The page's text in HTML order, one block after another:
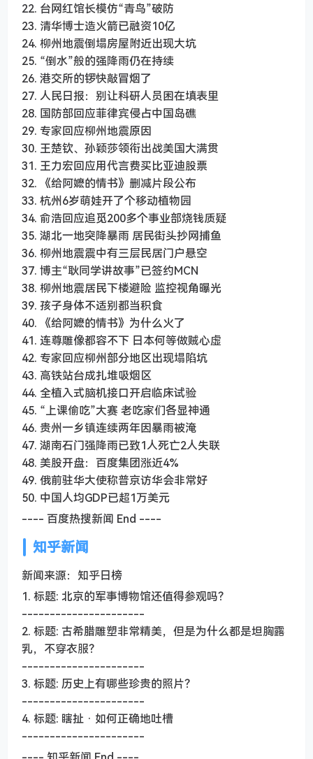
22. 台网红馆长模仿“青鸟”破防
23. 清华博士造火箭已融资10亿
24. 柳州地震倒塌房屋附近出现大坑
25. “倒水”般的强降雨仍在持续
26. 港交所的锣快敲冒烟了
27. 人民日报：别让科研人员困在填表里
28. 国防部回应菲律宾侵占中国岛礁
29. 专家回应柳州地震原因
30. 王楚钦、孙颖莎领衔出战美国大满贯
31. 王力宏回应用代言费买比亚迪股票
32. 《给阿嬷的情书》删减片段公布
33. 杭州6岁萌娃开了个移动植物园
34. 俞浩回应追觅200多个事业部烧钱质疑
35. 湖北一地突降暴雨 居民街头抄网捕鱼
36. 柳州地震震中有三层民居门户悬空
37. 博主“耿同学讲故事”已签约MCN
38. 柳州地震居民下楼避险 监控视角曝光
39. 孩子身体不适别都当积食
40. 《给阿嬷的情书》为什么火了
41. 连尊雕像都容不下 日本何等做贼心虚
42. 专家回应柳州部分地区出现塌陷坑
43. 高铁站台成扎堆吸烟区
44. 全植入式脑机接口开启临床试验
45. “上课偷吃”大赛 老吃家们各显神通
46. 贵州一乡镇连续两年因暴雨被淹
47. 湖南石门强降雨已致1人死亡2人失联
48. 美股开盘：百度集团涨近4%
49. 俄前驻华大使称普京访华会非常好
50. 中国人均GDP已超1万美元
---- 百度热搜新闻 End ----
知乎新闻
新闻来源：知乎日榜
1. 标题: 北京的军事博物馆还值得参观吗？
----------------------
2. 标题: 古希腊雕塑非常精美，但是为什么都是坦胸露
乳，不穿衣服？
----------------------
3. 标题: 历史上有哪些珍贵的照片？
----------------------
4. 标题: 瞎扯 · 如何正确地吐槽
----------------------